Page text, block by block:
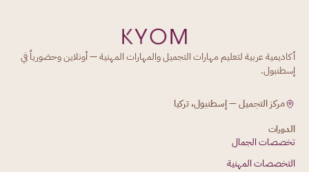
أكاديمية عربية لتعليم مهارات التجميل والمهارات المهنية — أونلاين وحضورياً في
إسطنبول.
مركز التجميل — إسطنبول، تركيا
الدورات
تخصصات الجمال
التخصصات المهنية